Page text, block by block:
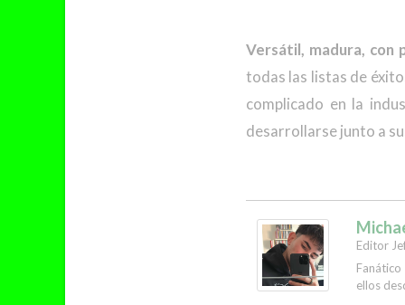
Versátil, madura, con
todas las listas de
complicado en la
desarrollarse junto a
Editor
ellos